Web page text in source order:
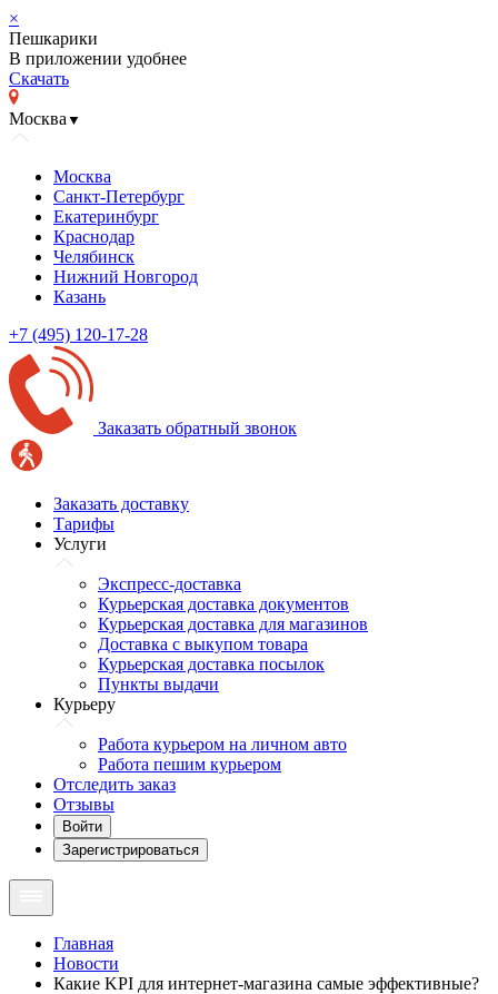
×
Пешкарики
В приложении удобнее
Скачать
Москва ▼
Москва
Санкт-Петербург
Екатеринбург
Краснодар
Челябинск
Нижний Новгород
Казань
+7 (495) 120-17-28
Заказать обратный звонок
Заказать доставку
Тарифы
Услуги
Экспресс-доставка
Курьерская доставка документов
Курьерская доставка для магазинов
Доставка с выкупом товара
Курьерская доставка посылок
Пункты выдачи
Курьеру
Работа курьером на личном авто
Работа пешим курьером
Отследить заказ
Отзывы
Войти
Зарегистрироваться
Главная
Новости
Какие KPI для интернет-магазина самые эффективные?